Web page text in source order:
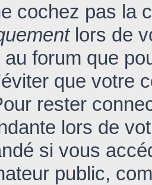
cochez pas la
lors de
forum que
que votre
rester
lors de
si vous
public,